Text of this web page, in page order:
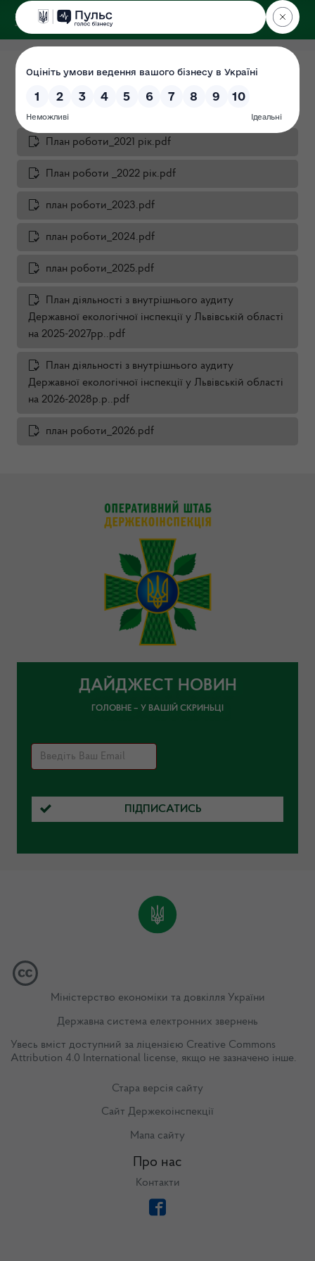
ДЕРЖЕКОІНСПЕКЦІЯ
у Львівській області
План роботи Інспекції
План роботи_2021 рік.pdf
План роботи _2022 рік.pdf
план роботи_2023.pdf
план роботи_2024.pdf
план роботи_2025.pdf
План діяльності з внутрішнього аудиту
Державної екологічної інспекції у Львівській області
на 2025-2027рр..pdf
План діяльності з внутрішнього аудиту
Державної екологічної інспекції у Львівській області
на 2026-2028р.р..pdf
план роботи_2026.pdf
ДАЙДЖЕСТ НОВИН
ГОЛОВНЕ – У ВАШІЙ СКРИНЬЦІ
ПІДПИСАТИСЬ
Міністерство економіки та довкілля України
Державна система електронних звернень
Увесь вміст доступний за ліцензією Creative Commons
Attribution 4.0 International license, якщо не зазначено інше.
Стара версія сайту
Сайт Держекоінспекції
Мапа сайту
Про нас
Контакти